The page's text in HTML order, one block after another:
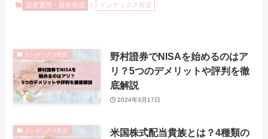
資産運用・資産形成 インデックス投資
インデックス投資
野村證券でNISAを始めるのはア
リ？5つのデメリットや評判を徹
底解説
2024年3月17日
インデックス投資
米国株式配当貴族とは？4種類の